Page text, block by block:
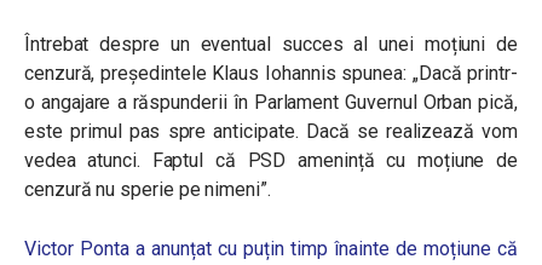
Întrebat despre un eventual succes al unei moțiuni de
cenzură, președintele Klaus Iohannis spunea: „Dacă printr-
o angajare a răspunderii în Parlament Guvernul Orban pică,
este primul pas spre anticipate. Dacă se realizează vom
vedea atunci. Faptul că PSD amenință cu moțiune de
cenzură nu sperie pe nimeni”.
Victor Ponta a anunțat cu puțin timp înainte de moțiune că